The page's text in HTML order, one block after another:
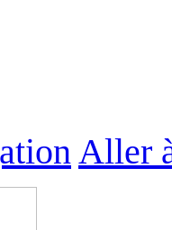
Aller